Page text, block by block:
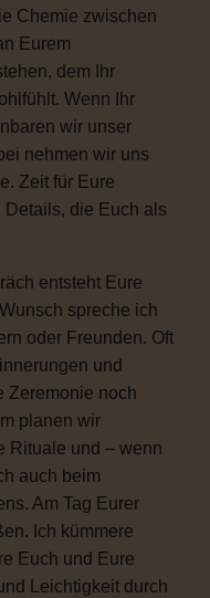
Chemie zwischen
Eurem
dem Ihr
Wenn Ihr
wir unser
nehmen wir uns
Zeit für Eure
die Euch als
entsteht Eure
spreche ich
oder Freunden. Oft
und
Zeremonie noch
planen wir
Rituale und – wenn
auch beim
Am Tag Eurer
Ich kümmere
Euch und Eure
Leichtigkeit durch